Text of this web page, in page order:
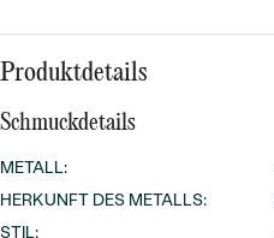
SILBER
PERSONALISIERT
SYMBOLISCH
MINIMALISTISCH
Produktdetails
Schmuckdetails
METALL:
HERKUNFT DES METALLS:
STIL: